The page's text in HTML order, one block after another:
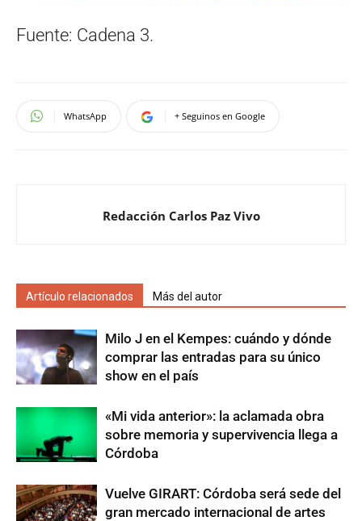
Fuente: Cadena 3.
WhatsApp + Seguinos en Google
Redacción Carlos Paz Vivo
Artículo relacionados Más del autor
Milo J en el Kempes: cuándo y dónde
comprar las entradas para su único
show en el país
«Mi vida anterior»: la aclamada obra
sobre memoria y supervivencia llega a
Córdoba
Vuelve GIRART: Córdoba será sede del
gran mercado internacional de artes